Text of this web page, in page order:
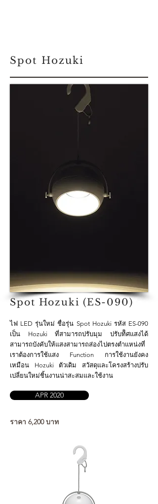
Spot Hozuki
Spot Hozuki (ES-090)
ไฟ LED รุ่นใหม่ ชื่อรุ่น Spot Hozuki รหัส ES-090
เป็น Hozuki ที่สามารถปรับมุม ปรับทิิศแสงได้
สามารถบังคับให้แสงสามารถส่องไปตรงตำแหน่งที่
เราต้องการใช้แสง Function การใช้งานยังคง
เหมือน Hozuki ตัวเดิม สวัสดุและโครงสร้างปรับ
เปลี่ยนใหม่ชิ้นงานน่าสะสมและใช้งาน
APR 2020
ราคา 6,200 บาท